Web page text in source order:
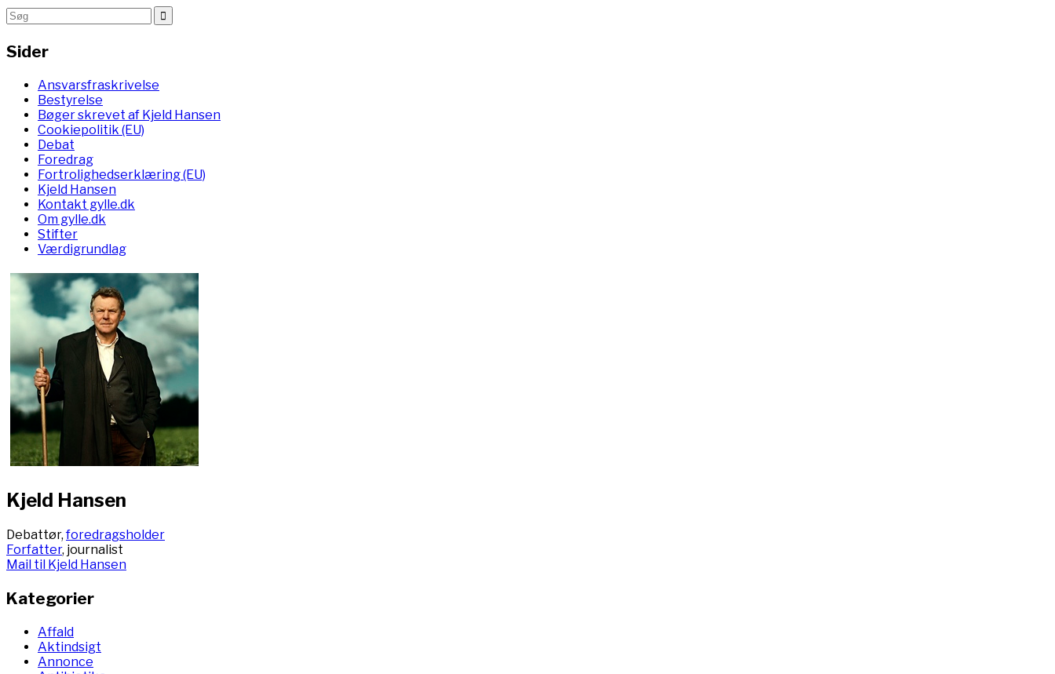
Sider
Ansvarsfraskrivelse
Bestyrelse
Bøger skrevet af Kjeld Hansen
Cookiepolitik (EU)
Debat
Foredrag
Fortrolighedserklæring (EU)
Kjeld Hansen
Kontakt gylle.dk
Om gylle.dk
Stifter
Værdigrundlag
Kjeld Hansen
Debattør,foredragsholder
Forfatter, journalist
Mail til Kjeld Hansen
Kategorier
Affald
Aktindsigt
Annonce